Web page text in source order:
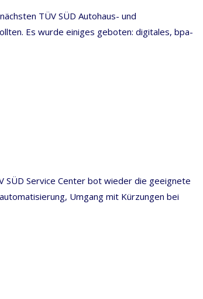
TÜV SÜD Autohaus- und
Es wurde einiges geboten: digitales, bpa-
SÜD Service Center bot wieder die geeignete
Umgang mit Kürzungen bei